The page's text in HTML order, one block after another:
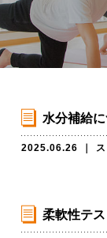
水分補給
2025.06.26
柔軟性テ